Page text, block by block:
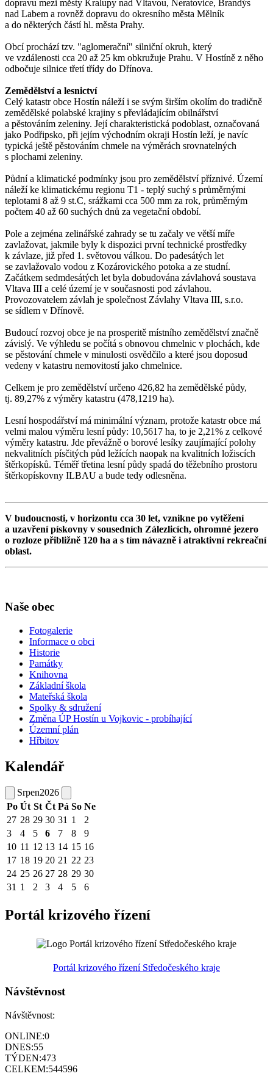
dopravu mezi městy Kralupy nad Vltavou, Neratovice, Brandýs
nad Labem a rovněž dopravu do okresního města Mělník
a do některých částí hl. města Prahy.
Obcí prochází tzv. "aglomerační" silniční okruh, který
ve vzdálenosti cca 20 až 25 km obkružuje Prahu. V Hostíně z něho
odbočuje silnice třetí třídy do Dřínova.
Zemědělství a lesnictví
Celý katastr obce Hostín náleží i se svým širším okolím do tradičně
zemědělské polabské krajiny s převládajícím obilnářství
a pěstováním zeleniny. Její charakteristická podoblast, označovaná
jako Podřipsko, při jejím východním okraji Hostín leží, je navíc
typická ještě pěstováním chmele na výměrách srovnatelných
s plochami zeleniny.
Půdní a klimatické podmínky jsou pro zemědělství příznivé. Území
náleží ke klimatickému regionu T1 - teplý suchý s průměrnými
teplotami 8 až 9 st.C, srážkami cca 500 mm za rok, průměrným
počtem 40 až 60 suchých dnů za vegetační období.
Pole a zejména zelinářské zahrady se tu začaly ve větší míře
zavlažovat, jakmile byly k dispozici první technické prostředky
k závlaze, již před 1. světovou válkou. Do padesátých let
se zavlažovalo vodou z Kozárovického potoka a ze studní.
Začátkem sedmdesátých let byla dobudována závlahová soustava
Vltava III a celé území je v současnosti pod závlahou.
Provozovatelem závlah je společnost Závlahy Vltava III, s.r.o.
se sídlem v Dřínově.
Budoucí rozvoj obce je na prosperitě místního zemědělství značně
závislý. Ve výhledu se počítá s obnovou chmelnic v plochách, kde
se pěstování chmele v minulosti osvědčilo a které jsou doposud
vedeny v katastru nemovitostí jako chmelnice.
Celkem je pro zemědělství určeno 426,82 ha zemědělské půdy,
tj. 89,27% z výměry katastru (478,1219 ha).
Lesní hospodářství má minimální význam, protože katastr obce má
velmi malou výměru lesní půdy: 10,5617 ha, to je 2,21% z celkové
výměry katastru. Jde převážně o borové lesíky zaujímající polohy
nekvalitních písčitých půd ležících naopak na kvalitních ložiscích
štěrkopísků. Téměř třetina lesní půdy spadá do těžebního prostoru
štěrkopískovny ILBAU a bude tedy odlesněna.
V budoucnosti, v horizontu cca 30 let, vznikne po vytěžení
a uzavření pískovny v sousedních Zálezlicích, ohromné jezero
o rozloze přibližně 120 ha a s tím návazně i atraktivní rekreační
oblast.
Naše obec
Fotogalerie
Informace o obci
Historie
Památky
Knihovna
Základní škola
Mateřská škola
Spolky & sdružení
Změna ÚP Hostín u Vojkovic - probíhající
Územní plán
Hřbitov
Kalendář
Srpen2026
Po Út St Čt Pá So Ne
27 28 29 30 31 1
2
3
4 5 6 7 8
9
10 11 12 13 14 15 16
17 18 19 20 21 22 23
24 25 26 27 28 29 30
31 1 2 3 4 5 6
Portál krizového řízení
Portál krizového řízení Středočeského kraje
Návštěvnost
Návštěvnost:
ONLINE:0
DNES:55
TÝDEN:473
CELKEM:544596